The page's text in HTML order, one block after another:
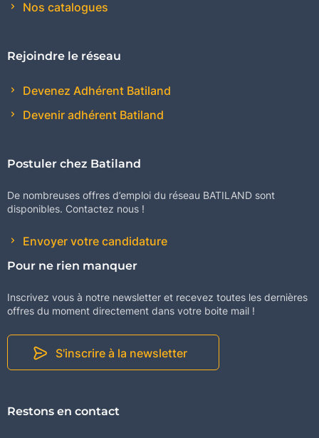
Nos catalogues
Rejoindre le réseau
Devenez Adhérent Batiland
Devenir adhérent Batiland
Postuler chez Batiland
De nombreuses offres d’emploi du réseau BATILAND sont
disponibles. Contactez nous !
Envoyer votre candidature
Pour ne rien manquer
Inscrivez vous à notre newsletter et recevez toutes les dernières
offres du moment directement dans votre boite mail !
S'inscrire à la newsletter
Restons en contact